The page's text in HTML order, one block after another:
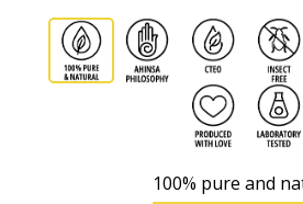
100% pure and